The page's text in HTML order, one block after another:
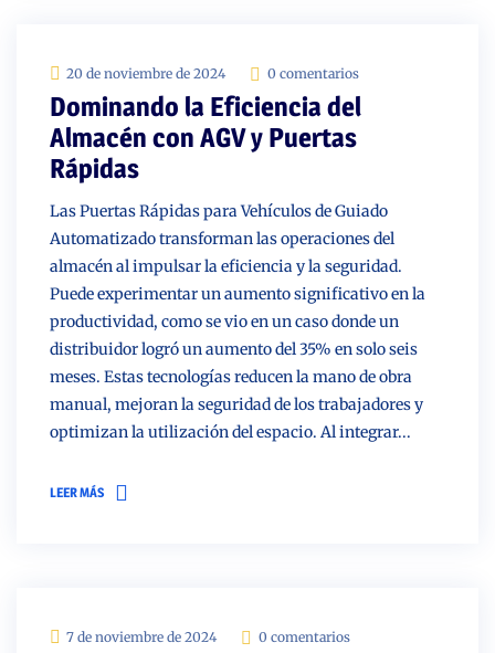
20 de noviembre de 2024 0 comentarios
Dominando la Eficiencia del
Almacén con AGV y Puertas
Rápidas
Las Puertas Rápidas para Vehículos de Guiado
Automatizado transforman las operaciones del
almacén al impulsar la eficiencia y la seguridad.
Puede experimentar un aumento significativo en la
productividad, como se vio en un caso donde un
distribuidor logró un aumento del 35% en solo seis
meses. Estas tecnologías reducen la mano de obra
manual, mejoran la seguridad de los trabajadores y
optimizan la utilización del espacio. Al integrar...
LEER MÁS
7 de noviembre de 2024 0 comentarios